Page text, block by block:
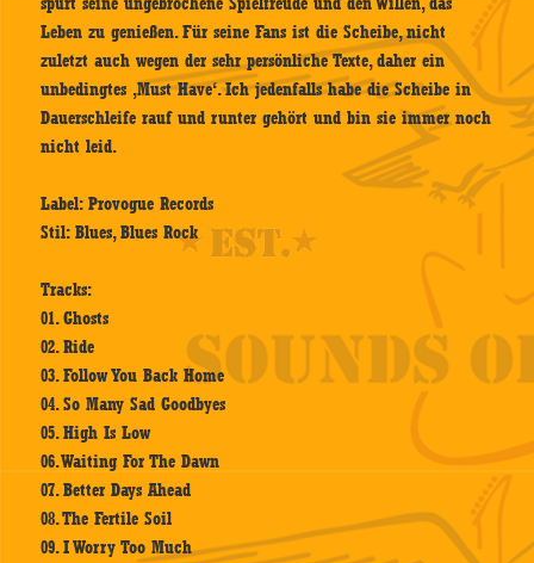
Leben zu genießen. Für seine Fans ist die Scheibe, nicht
zuletzt auch wegen der sehr persönliche Texte, daher ein
unbedingtes ‚Must Have‘. Ich jedenfalls habe die Scheibe in
Dauerschleife rauf und runter gehört und bin sie immer noch
nicht leid.
Label: Provogue Records
Stil: Blues, Blues Rock
Tracks:
01. Ghosts
02. Ride
03. Follow You Back Home
04. So Many Sad Goodbyes
05. High Is Low
06. Waiting For The Dawn
07. Better Days Ahead
08. The Fertile Soil
09. I Worry Too Much